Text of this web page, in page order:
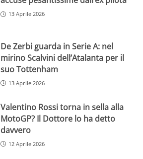
13 Aprile 2026
De Zerbi guarda in Serie A: nel
mirino Scalvini dell’Atalanta per il
suo Tottenham
13 Aprile 2026
Valentino Rossi torna in sella alla
MotoGP? Il Dottore lo ha detto
davvero
12 Aprile 2026